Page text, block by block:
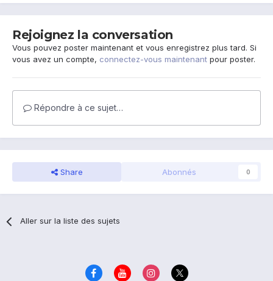
Rejoignez la conversation
Vous pouvez poster maintenant et vous enregistrez plus tard. Si
vous avez un compte, connectez-vous maintenant pour poster.
Répondre à ce sujet…
Share Abonnés 0
Aller sur la liste des sujets